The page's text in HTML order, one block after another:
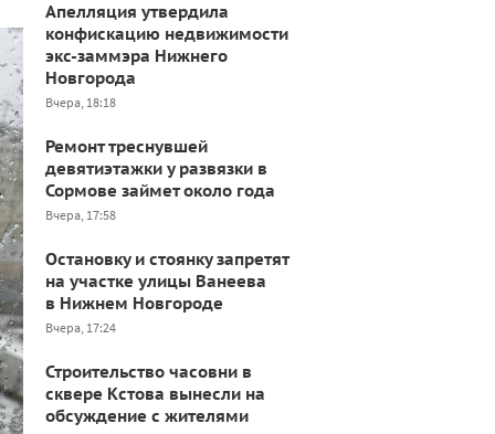
Апелляция утвердила
конфискацию недвижимости
экс-заммэра Нижнего
Новгорода
Вчера, 18:18
Ремонт треснувшей
девятиэтажки у развязки в
Сормове займет около года
Вчера, 17:58
Остановку и стоянку запретят
на участке улицы Ванеева
в Нижнем Новгороде
Вчера, 17:24
Строительство часовни в
сквере Кстова вынесли на
обсуждение с жителями